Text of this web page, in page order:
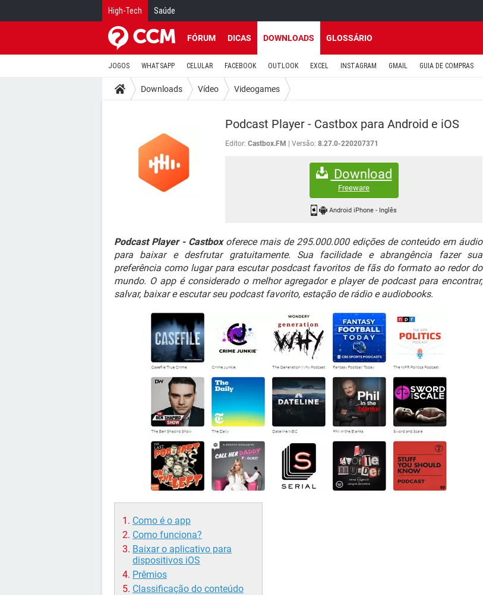
High-Tech Saúde
FÓRUM DICAS DOWNLOADS GLOSSÁRIO
JOGOS WHATSAPP CELULAR FACEBOOK OUTLOOK EXCEL INSTAGRAM GMAIL GUIA DE COMPRAS
Downloads Vídeo Videogames
Podcast Player - Castbox para Android e iOS
Editor: Castbox.FM Versão: 8.27.0-220207371
Download
Freeware
Android iPhone- Inglês
Podcast Player - Castboxoferece mais de 295.000.000 edições de conteúdo em áudio
para baixar e desfrutar gratuitamente. Sua facilidade e abrangência fazer sua
preferência como lugar para escutar posdcast favoritos de fãs do formato ao redor do
mundo. O app é considerado o melhor agregador e player de podcast para encontrar,
salvar, baixar e escutar seu podcast favorito, estação de rádio e audiobooks.
Como é o app
Como funciona?
Baixar o aplicativo para
dispositivos iOS
Prêmios
Classificação do conteúdo